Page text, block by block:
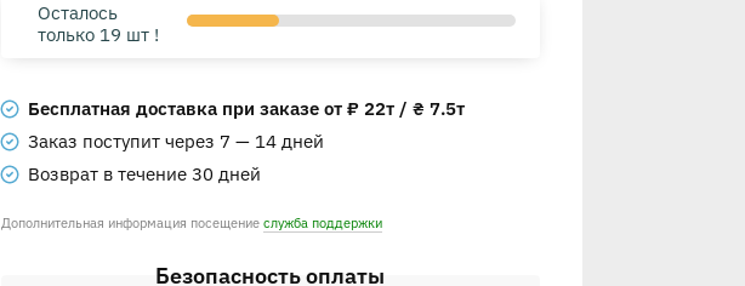
Осталось
только 19 шт !
Бесплатная доставка при заказе от ₽ 22т / ₴ 7.5т
Заказ поступит через 7 — 14 дней
Возврат в течение 30 дней
Дополнительная информация посещение служба поддержки
Безопасность оплаты